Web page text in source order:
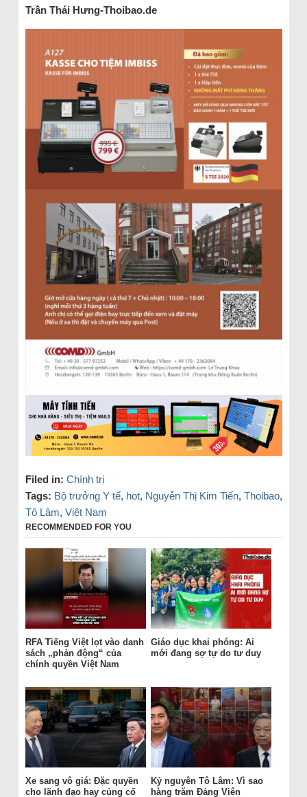
Trần Thái Hưng-Thoibao.de
Filed in: Chính trị
Tags: Bộ trưởng Y tế, hot, Nguyễn Thị Kim Tiến, Thoibao,
Tô Lâm, Việt Nam
RECOMMENDED FOR YOU
RFA Tiếng Việt lọt vào danh
sách „phản động“ của
chính quyền Việt Nam
Giáo dục khai phóng: Ai
mới đang sợ tự do tư duy
Xe sang vô giá: Đặc quyền
cho lãnh đạo hay củng cố
Kỷ nguyên Tô Lâm: Vì sao
hàng trăm Đảng Viên